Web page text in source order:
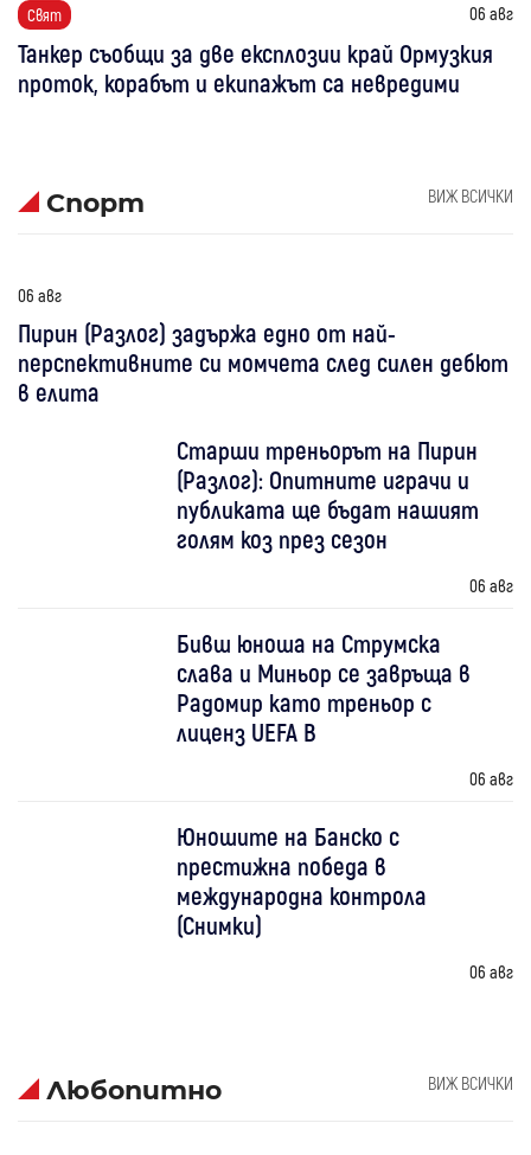
Свят 06 авг
Танкер съобщи за две експлозии край Ормузкия
проток, корабът и екипажът са невредими
Спорт ВИЖ ВСИЧКИ
06 авг
Пирин (Разлог) задържа едно от най-
перспективните си момчета след силен дебют
в елита
Старши треньорът на Пирин
(Разлог): Опитните играчи и
публиката ще бъдат нашият
голям коз през сезон
06 авг
Бивш юноша на Струмска
слава и Миньор се завръща в
Радомир като треньор с
лиценз UEFA B
06 авг
Юношите на Банско с
престижна победа в
международна контрола
(Снимки)
06 авг
Любопитно ВИЖ ВСИЧКИ